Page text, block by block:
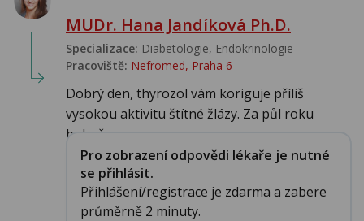
MUDr. Hana Jandíková Ph.D.
Specializace: Diabetologie, Endokrinologie‎
Pracoviště: Nefromed, Praha 6
Dobrý den, thyrozol vám koriguje příliš
vysokou aktivitu štítné žlázy. Za půl roku
bohuž...
Pro zobrazení odpovědi lékaře je nutné
se přihlásit.
Přihlášení/registrace je zdarma a zabere
průměrně 2 minuty.